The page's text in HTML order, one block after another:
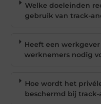
Welke doeleinden
gebruik van track-
Heeft een
werknemers nodig
Hoe wordt het
beschermd bij track-